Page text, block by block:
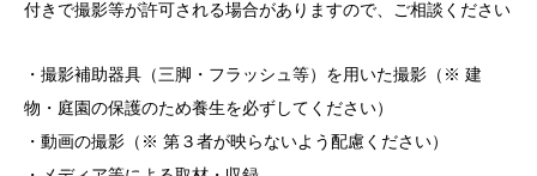
付きで撮影等が許可される場合がありますので、ご相談ください
・撮影補助器具（三脚・フラッシュ等）を用いた撮影（※ 建
物・庭園の保護のため養生を必ずしてください）
・動画の撮影（※ 第３者が映らないよう配慮ください）